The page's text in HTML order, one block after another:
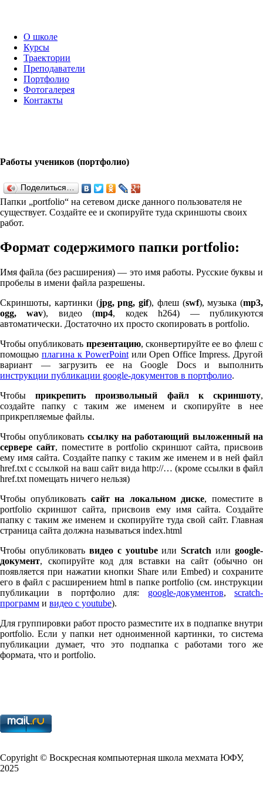
О школе
Курсы
Траектории
Преподаватели
Портфолио
Фотогалерея
Контакты
Работы учеников (портфолио)
Поделиться…
Папки „port­fo­lio“ на сетевом диске данного пользователя не
существует. Создайте ее и скопируйте туда скриншоты своих
работ.
Формат содержимого папки port­fo­lio:
Имя файла (без расширения) — это имя работы. Русские буквы и
пробелы в имени файла разрешены.
Скриншоты, картинки (jpg, png, gif), флеш (swf), музыка (mp3,
ogg, wav), видео (mp4, кодек h264) — публикуются
автоматически. Достаточно их просто скопировать в port­fo­lio.
Чтобы опубликовать презентацию, сконвертируйте ее во флеш с
помощью плагина к Pow­er­Pointили Open Office Impress. Другой
вариант — загрузить ее на Google Docs и выполнить
инструкции публикации google-документов в портфолио.
Чтобыприкрепить произвольный файл к скриншоту,
создайте папку с таким же именем и скопируйте в нее
прикрепляемые файлы.
Чтобы опубликовать ссылку на работающий выложенный на
сервере сайт, поместите в port­fo­lio скриншот сайта, присвоив
ему имя сайта. Создайте папку с таким же именем и в ней файл
href.txt с ссылкой на ваш сайт вида http://… (кроме ссылки в файл
href.txt помещать ничего нельзя)
Чтобы опубликовать сайт на локальном диске, поместите в
port­fo­lio скриншот сайта, присвоив ему имя сайта. Создайте
папку с таким же именем и скопируйте туда свой сайт. Главная
страница сайта должна называться index.html
Чтобы опубликовать видео с youtubeилиScratch или google-
документ, скопируйте код для вставки на сайт (обычно он
появляется при нажатии кнопки Share или Embed) и сохраните
его в файл с расширением html в папке port­fo­lio (см. инструкции
публикации в портфолио для: google-документов,scratch-
программ и видео с youtube).
Для группировки работ просто разместите их в подпапке внутри
port­fo­lio. Если у папки нет одноименной картинки, то система
публикации думает, что это подпапка с работами того же
формата, что и port­fo­lio.
Copy­right © Воскресная компьютерная школа мехмата ЮФУ,
2025